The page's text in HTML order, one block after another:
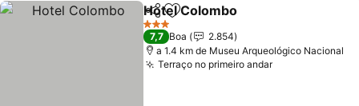
PartilharAdicionar aos favoritos
Hotel Colombo
3 Estrelas
7,7 Boa
2.854
a 1.4 km de Museu Arqueológico Nacional
Terraço no primeiro andar